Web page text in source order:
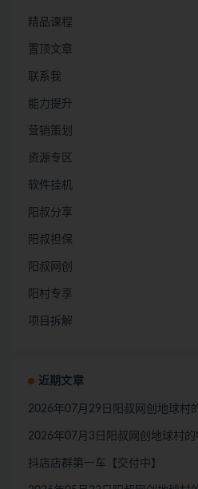
精品课程
置顶文章
联系我
能力提升
营销策划
资源专区
软件挂机
阳叔分享
阳叔担保
阳叔网创
阳村专享
项目拆解
近期文章
2026年07月29日阳叔网创地球村
2026年07月3日阳叔网创地球村的
抖店店群第一车【交付中】